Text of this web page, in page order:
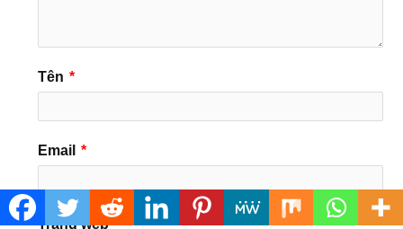
Tên *
Email *
Trang web